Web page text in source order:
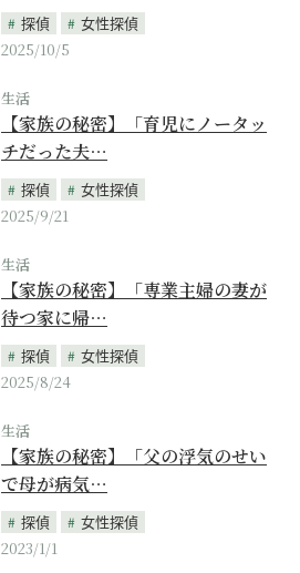
探偵
女性探偵
2025/10/5
生活
【家族の秘密】「育児にノータッ
チだった夫…
探偵
女性探偵
2025/9/21
生活
【家族の秘密】「専業主婦の妻が
待つ家に帰…
探偵
女性探偵
2025/8/24
生活
【家族の秘密】「父の浮気のせい
で母が病気…
探偵
女性探偵
2023/1/1